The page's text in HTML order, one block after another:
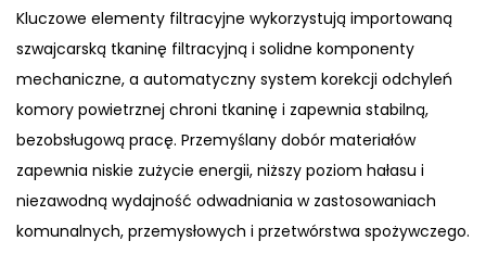
Kluczowe elementy filtracyjne wykorzystują importowaną
szwajcarską tkaninę filtracyjną i solidne komponenty
mechaniczne, a automatyczny system korekcji odchyleń
komory powietrznej chroni tkaninę i zapewnia stabilną,
bezobsługową pracę. Przemyślany dobór materiałów
zapewnia niskie zużycie energii, niższy poziom hałasu i
niezawodną wydajność odwadniania w zastosowaniach
komunalnych, przemysłowych i przetwórstwa spożywczego.